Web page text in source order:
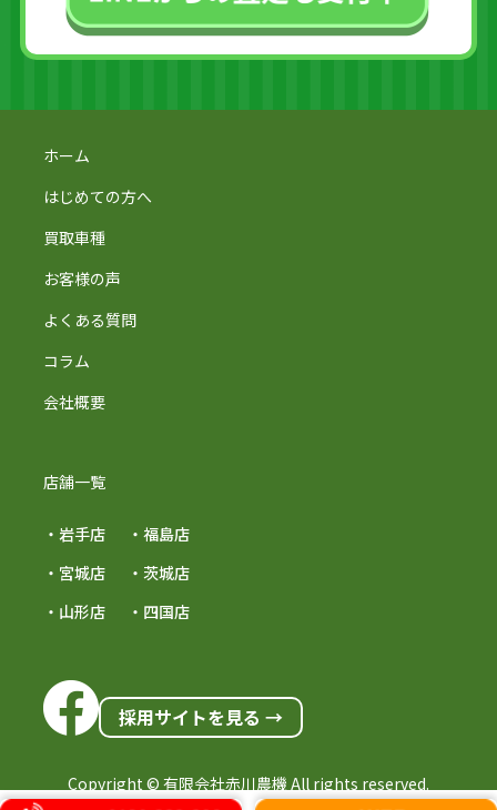
ホーム
はじめての方へ
買取車種
お客様の声
よくある質問
コラム
会社概要
店舗一覧
・岩手店
・宮城店
・山形店
・福島店
・茨城店
・四国店
採用サイトを見る →
Copyright © 有限会社赤川農機 All rights reserved.